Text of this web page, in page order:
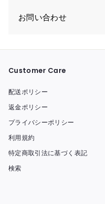
お問い合わせ
Customer Care
配送ポリシー
返金ポリシー
プライバシーポリシー
利用規約
特定商取引法に基づく表記
検索